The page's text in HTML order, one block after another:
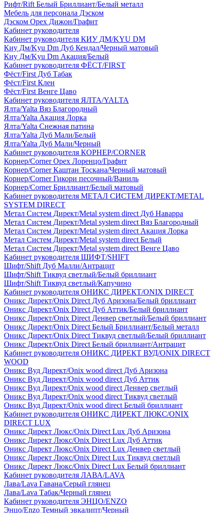
Рифт/Rift Белый Бриллиант/Белый металл
Мебель для персонала Дэском
Дэском Орех Дижон/Графит
Кабинет руководителя
Кабинет руководителя КИУ ДМ/KYU DM
Киу Дм/Kyu Dm Дуб Кендал/Черный матовый
Киу Дм/Kyu Dm Акация/Белый
Кабинет руководителя ФЁСТ/FIRST
Фёст/First Дуб Табак
Фёст/First Клен
Фёст/First Венге Цаво
Кабинет руководителя ЯЛТА/YALTA
Ялта/Yalta Вяз Благородный
Ялта/Yalta Акация Лорка
Ялта/Yalta Снежная патина
Ялта/Yalta Дуб Мали/Белый
Ялта/Yalta Дуб Мали/Черный
Кабинет руководителя КОРНЕР/CORNER
Корнер/Corner Орех Лоренцо/Графит
Корнер/Corner Каштан Тоскана/Черный матовый
Корнер/Corner Гикори песочный/Ваниль
Корнер/Corner Бриллиант/Белый матовый
Кабинет руководителя МЕТАЛ СИСТЕМ ДИРЕКТ/METAL
SYSTEM DIRECT
Метал Систем Директ/Metal system direct Дуб Наварра
Метал Систем Директ/Metal system direct Вяз Благородный
Метал Систем Директ/Metal system direct Акация Лорка
Метал Систем Директ/Metal system direct Белый
Метал Систем Директ/Metal system direct Венге Цаво
Кабинет руководителя ШИФТ/SHIFT
Шифт/Shift Дуб Малли/Антрацит
Шифт/Shift Тиквуд светлый/Белый бриллиант
Шифт/Shift Тиквуд светлый/Капучино
Кабинет руководителя ОНИКС ДИРЕКТ/ONIX DIRECT
Оникс Директ/Onix Direct Дуб Аризона/Белый бриллиант
Оникс Директ/Onix Direct Дуб Аттик/Белый бриллиант
Оникс Директ/Onix Direct Денвер светлый/Белый бриллиант
Оникс Директ/Onix Direct Белый Бриллиант/Белый металл
Оникс Директ/Onix Direct Тиквуд светлый/Белый бриллиант
Оникс Директ/Onix Direct Белый бриллиант/Антрацит
Кабинет руководителя ОНИКС ДИРЕКТ ВУД/ONIX DIRECT
WOOD
Оникс Вуд Директ/Onix wood direct Дуб Аризона
Оникс Вуд Директ/Onix wood direct Дуб Аттик
Оникс Вуд Директ/Onix wood direct Денвер светлый
Оникс Вуд Директ/Onix wood direct Тиквуд светлый
Оникс Вуд Директ/Onix wood direct Белый бриллиант
Кабинет руководителя ОНИКС ДИРЕКТ ЛЮКС/ONIX
DIRECT LUX
Оникс Директ Люкс/Onix Direct Lux Дуб Аризона
Оникс Директ Люкс/Onix Direct Lux Дуб Аттик
Оникс Директ Люкс/Onix Direct Lux Денвер светлый
Оникс Директ Люкс/Onix Direct Lux Тиквуд светлый
Оникс Директ Люкс/Onix Direct Lux Белый бриллиант
Кабинет руководителя ЛАВА/LAVA
Лава/Lava Гавана/Серый глянец
Лава/Lava Табак/Черный глянец
Кабинет руководителя ЭНЦО/ENZO
Энцо/Enzo Темный эвкалипт/Черный